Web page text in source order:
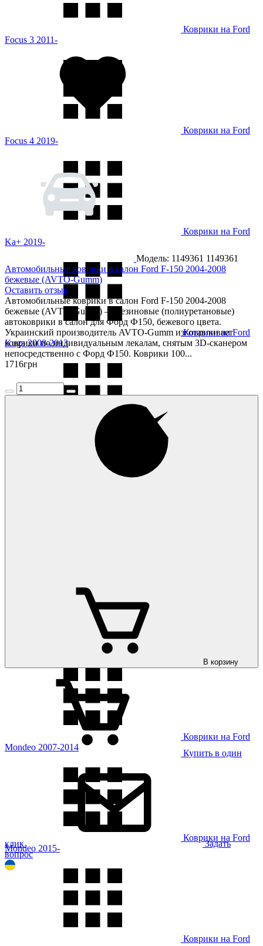
Коврики на Ford
Focus 3 2011-
Коврики на Ford
Focus 4 2019-
Коврики на Ford
Ka+ 2019-
Коврики на Ford
Kuga 2008-2013
Коврики на Ford
Mondeo 2007-2014
Коврики на Ford
Mondeo 2015-
Коврики на Ford
Модель: 1149361 1149361
Автомобильные коврики в салон Ford F-150 2004-2008
бежевые (AVTO-Gumm)
Оставить отзыв
Автомобильные коврики в салон Ford F-150 2004-2008
бежевые (AVTO-Gumm) — резиновые (полиуретановые)
автоковрики в салон для Форд Ф150, бежевого цвета.
Украинский производитель AVTO-Gumm изготавливает
коврики по индивидуальным лекалам, снятым 3D-сканером
непосредственно с Форд Ф150. Коврики 100...
1716грн
В корзину
Купить в один
клик
Задать
вопрос